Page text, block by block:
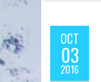
OCT
03
2016